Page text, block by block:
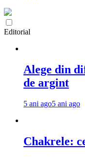
Editorial
Alege din
de argint
5 ani ago5 ani ago
Chakrele: